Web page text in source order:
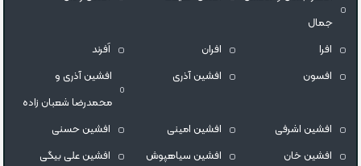
جمال
افرا افران
اَفرند
افسون
افشین آذری
افشین آذری و
محمدرضا شعبان زاده
افشین اشرفی
افشین امینی
افشین حسنی
افشین خان
افشین سیاهپوش
افشین علی بیگی